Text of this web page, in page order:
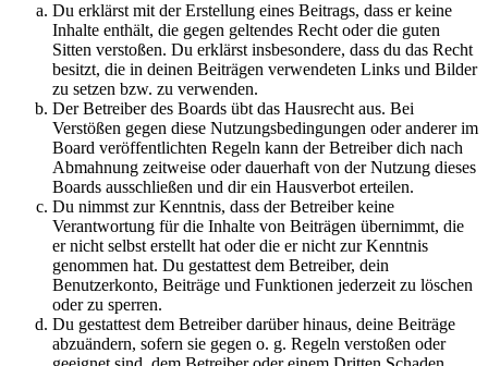
Du erklärst mit der Erstellung eines Beitrags, dass er keine
Inhalte enthält, die gegen geltendes Recht oder die guten
Sitten verstoßen. Du erklärst insbesondere, dass du das Recht
besitzt, die in deinen Beiträgen verwendeten Links und Bilder
zu setzen bzw. zu verwenden.
Der Betreiber des Boards übt das Hausrecht aus. Bei
Verstößen gegen diese Nutzungsbedingungen oder anderer im
Board veröffentlichten Regeln kann der Betreiber dich nach
Abmahnung zeitweise oder dauerhaft von der Nutzung dieses
Boards ausschließen und dir ein Hausverbot erteilen.
Du nimmst zur Kenntnis, dass der Betreiber keine
Verantwortung für die Inhalte von Beiträgen übernimmt, die
er nicht selbst erstellt hat oder die er nicht zur Kenntnis
genommen hat. Du gestattest dem Betreiber, dein
Benutzerkonto, Beiträge und Funktionen jederzeit zu löschen
oder zu sperren.
Du gestattest dem Betreiber darüber hinaus, deine Beiträge
abzuändern, sofern sie gegen o. g. Regeln verstoßen oder